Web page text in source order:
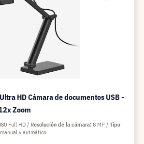
HD Cámara de documentos USB -
Zoom
Full HD Resolución de la cámara 8 MP
Tipo
y autmático